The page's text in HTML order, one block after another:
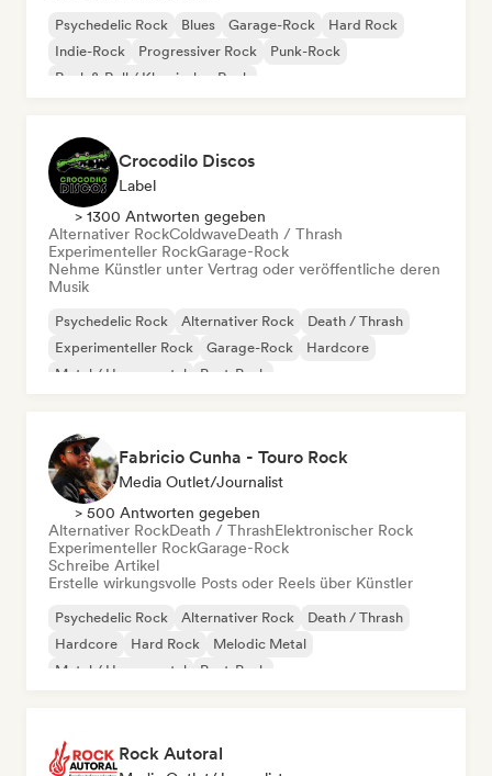
Psychedelic Rock Blues Garage-Rock
Hard Rock
Indie-Rock
Progressiver Rock
Punk-Rock
Rock & Roll / Klassischer Rock
Crocodilo Discos
Label
> 1300 Antworten gegeben
Alternativer RockColdwaveDeath / Thrash
Experimenteller RockGarage-Rock
Nehme Künstler unter Vertrag oder veröffentliche deren
Musik
Psychedelic Rock Alternativer Rock
Death / Thrash
Experimenteller Rock
Garage-Rock
Hardcore
Metal / Heavy metal
Post-Punk
Fabricio Cunha - Touro Rock
Media Outlet/Journalist
> 500 Antworten gegeben
Alternativer RockDeath / ThrashElektronischer Rock
Experimenteller RockGarage-Rock
Schreibe Artikel
Erstelle wirkungsvolle Posts oder Reels über Künstler
Psychedelic Rock Alternativer Rock
Death / Thrash
Hardcore
Hard Rock
Melodic Metal
Metal / Heavy metal
Post-Punk
Rock Autoral